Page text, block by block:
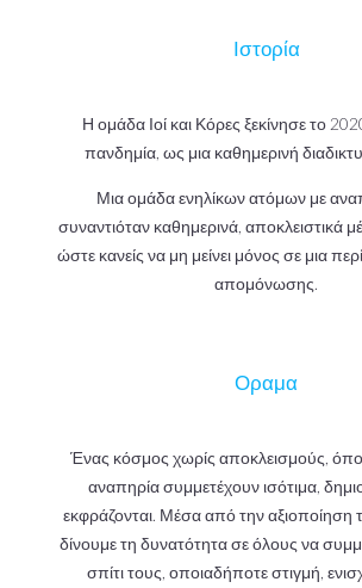
Ιστορία
Η ομάδα Ιοί και Κόρες ξεκίνησε το
πανδημία, ως μια καθημερινή
Μια ομάδα ενηλίκων ατόμων με
συναντιόταν καθημερινά, αποκλειστικά
ώστε κανείς να μη μείνει μόνος σε μια
απομόνωσης.
Οραμα
Ένας κόσμος χωρίς αποκλεισμούς,
αναπηρία συμμετέχουν ισότιμα,
εκφράζονται. Μέσα από την αξιοποίηση
δίνουμε τη δυνατότητα σε όλους να
σπίτι τους, οποιαδήποτε στιγμή,